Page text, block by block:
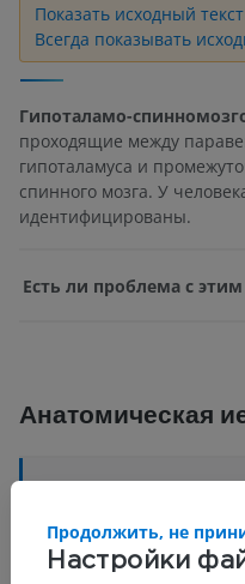
Показать исходный текст
Всегда показывать
Гипоталамо-
проходящие между
гипоталамуса и
спинного мозга. У
идентифицированы.
Есть ли проблема с
Анатомическая
Системная анатомия>
Центральная нервная
Настройки
Продолжить, не